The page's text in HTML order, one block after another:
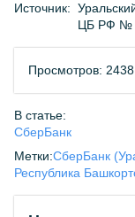
Источник:
ЦБ РФ №
Просмотров: 2438
В статье:
СберБанк
Метки:СберБанк
Республика